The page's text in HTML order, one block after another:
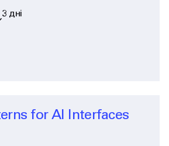
3 дні
for AI Interfaces